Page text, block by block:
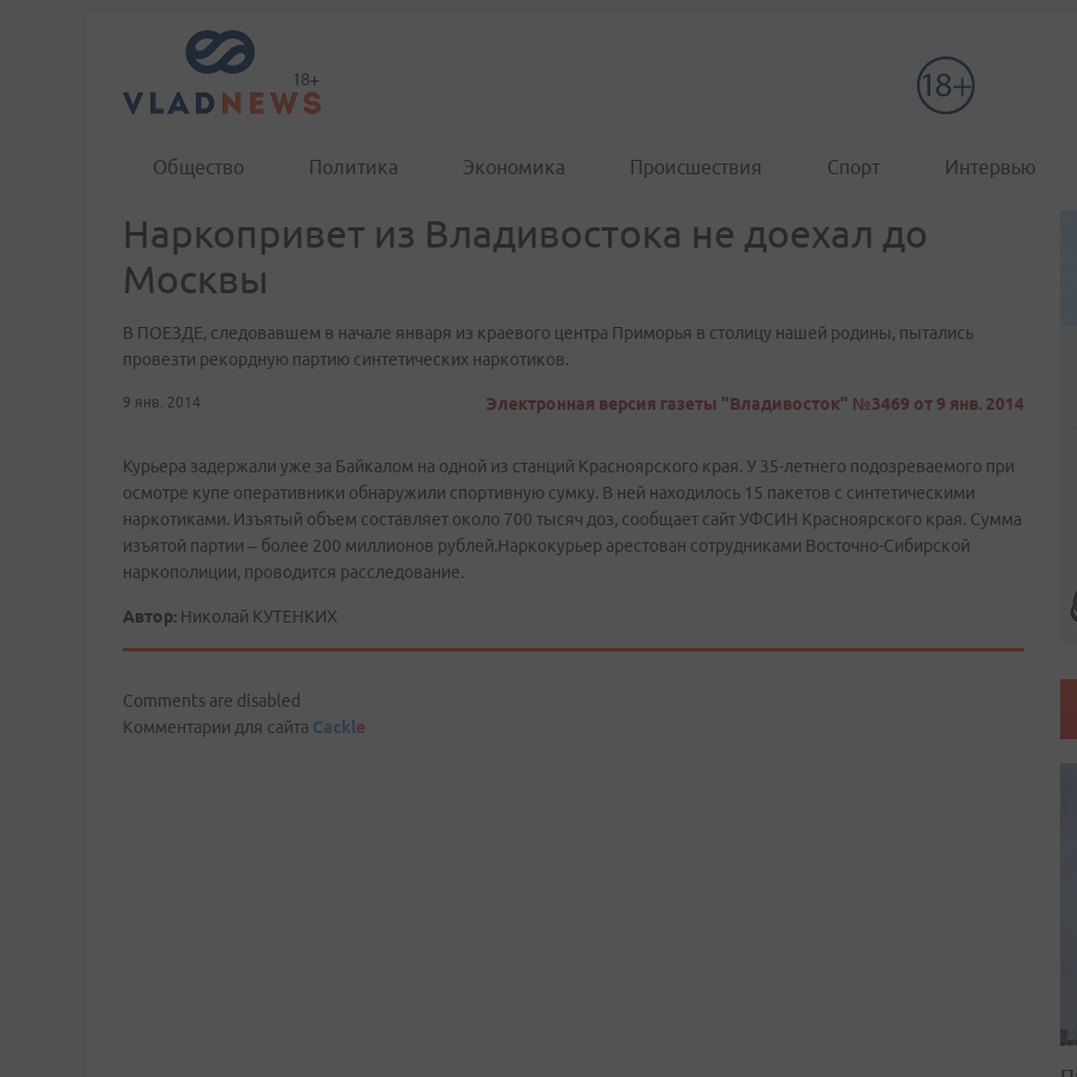
Общество Политика Экономика Происшествия Спорт Интервью
Наркопривет из Владивостока не доехал до
Москвы
В ПОЕЗДЕ, следовавшем в начале января из краевого центра Приморья в столицу нашей родины, пытались
провезти рекордную партию синтетических наркотиков.
9 янв. 2014 Электронная версия газеты "Владивосток" №3469 от 9 янв. 2014
Курьера задержали уже за Байкалом на одной из станций Красноярского края. У 35-летнего подозреваемого при
осмотре купе оперативники обнаружили спортивную сумку. В ней находилось 15 пакетов с синтетическими
наркотиками. Изъятый объем составляет около 700 тысяч доз, сообщает сайт УФСИН Красноярского края. Сумма
изъятой партии – более 200 миллионов рублей.Наркокурьер арестован сотрудниками Восточно­-Сибирской
наркополиции, проводится расследование.
Автор: Николай КУТЕНКИХ
Comments are disabled
Комментарии для сайта Cackle